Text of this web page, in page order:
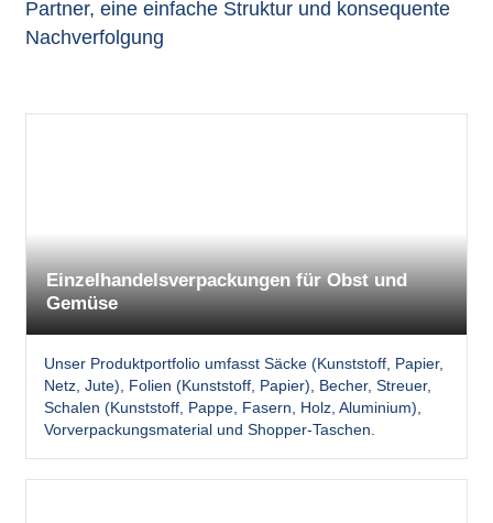
Partner, eine einfache Struktur und konsequente
Nachverfolgung
Einzelhandelsverpackungen für Obst und
Gemüse
Unser Produktportfolio umfasst Säcke (Kunststoff, Papier,
Netz, Jute), Folien (Kunststoff, Papier), Becher, Streuer,
Schalen (Kunststoff, Pappe, Fasern, Holz, Aluminium),
Vorverpackungsmaterial und Shopper-Taschen.